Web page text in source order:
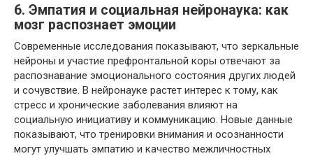
6. Эмпатия и социальная нейронаука: как
мозг распознает эмоции
Современные исследования показывают, что зеркальные
нейроны и участие префронтальной коры отвечают за
распознавание эмоционального состояния других людей
и сочувствие. В нейронауке растет интерес к тому, как
стресс и хронические заболевания влияют на
социальную инициативу и коммуникацию. Новые данные
показывают, что тренировки внимания и осознанности
могут улучшать эмпатию и качество межличностных